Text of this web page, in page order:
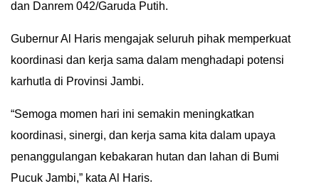
HIBURAN
IN
DEPTH
OPINI
dan Danrem 042/Garuda Putih.
Gubernur Al Haris mengajak seluruh pihak memperkuat
koordinasi dan kerja sama dalam menghadapi potensi
karhutla di Provinsi Jambi.
“Semoga momen hari ini semakin meningkatkan
koordinasi, sinergi, dan kerja sama kita dalam upaya
penanggulangan kebakaran hutan dan lahan di Bumi
Pucuk Jambi,” kata Al Haris.